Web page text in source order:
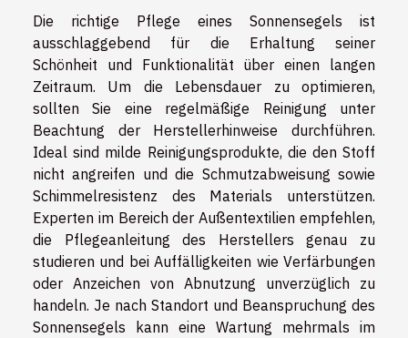
Die richtige Pflege eines Sonnensegels ist
ausschlaggebend für die Erhaltung seiner
Schönheit und Funktionalität über einen langen
Zeitraum. Um die Lebensdauer zu optimieren,
sollten Sie eine regelmäßige Reinigung unter
Beachtung der Herstellerhinweise durchführen.
Ideal sind milde Reinigungsprodukte, die den Stoff
nicht angreifen und die Schmutzabweisung sowie
Schimmelresistenz des Materials unterstützen.
Experten im Bereich der Außentextilien empfehlen,
die Pflegeanleitung des Herstellers genau zu
studieren und bei Auffälligkeiten wie Verfärbungen
oder Anzeichen von Abnutzung unverzüglich zu
handeln. Je nach Standort und Beanspruchung des
Sonnensegels kann eine Wartung mehrmals im